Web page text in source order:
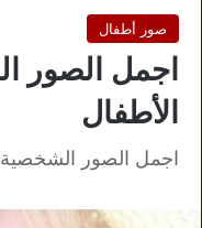
صور أطفال
اجمل الصور
الأطفال
اجمل الصور الشخصية